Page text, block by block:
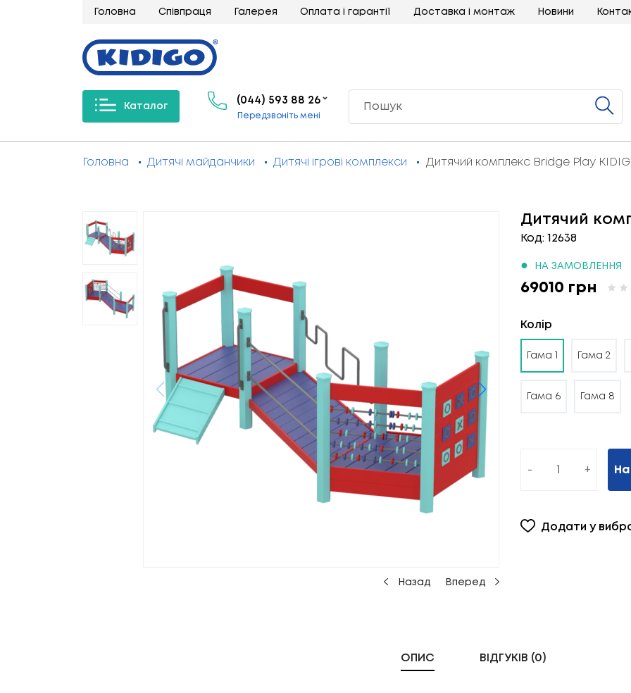
Головна Співпраця Галерея Оплата і гарантії Доставка і монтаж Новини
Каталог
(044) 593 88 26
Передзвоніть мені
Головна Дитячі майданчики Дитячі ігрові комплекси Дитячий комплекс Bridge Play
Назад Вперед
Дитячий
Код: 12638
● НА ЗАМОВЛЕННЯ
69010 грн
Колір
Гама 1 Гама 2
Гама 6 Гама 8
- +
Додати у
ОПИС ВІДГУКІВ (0)